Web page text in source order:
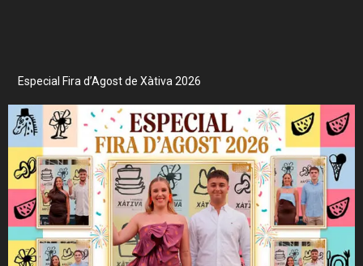
Especial Fira d’Agost de Xàtiva 2026